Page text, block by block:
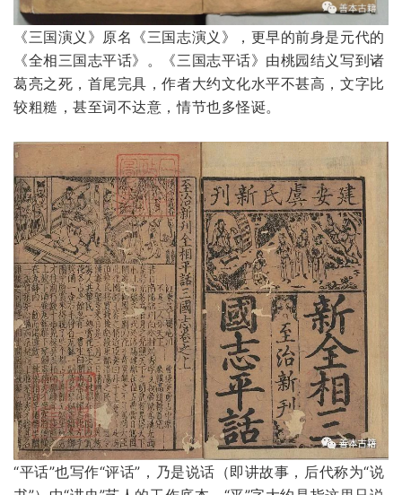
《三国演义》原名《三国志演义》，更早的前身是元代的
《全相三国志平话》。
《三国志平话》由桃园结义写到诸
葛亮之死，首尾完具，作者大约文化水平不甚高，文字比
较粗糙，甚至词不达意，情节也多怪诞。
“平话”也写作“评话”，乃是说话（即讲故事，后代称为“说